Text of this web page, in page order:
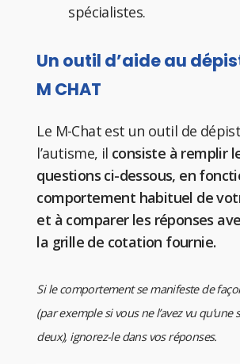
spécialistes.
Un outil d’aide au
M CHAT
Le M-Chat est un outil de
l’autisme, il consiste à remplir
questions ci-dessous, en
comportement habituel de
et à comparer les réponses
la grille de cotation fournie.
Si le comportement se manifeste de
(par exemple si vous ne l’avez vu qu’une
deux), ignorez-le dans vos réponses.